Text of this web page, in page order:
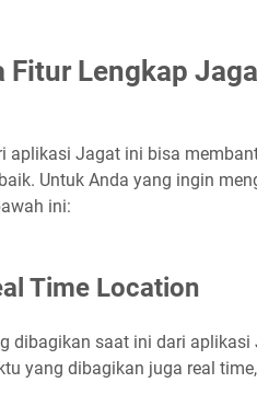
Fitur Lengkap
aplikasi Jagat ini bisa
Untuk Anda yang ingin
ini:
Time Location
dibagikan saat ini dari
yang dibagikan juga real